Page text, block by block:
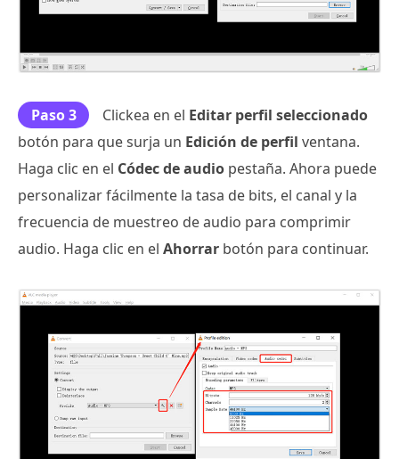
Paso 3 Clickea en el Editar perfil seleccionado
botón para que surja un Edición de perfil ventana.
Haga clic en el Códec de audio pestaña. Ahora puede
personalizar fácilmente la tasa de bits, el canal y la
frecuencia de muestreo de audio para comprimir
audio. Haga clic en el Ahorrar botón para continuar.